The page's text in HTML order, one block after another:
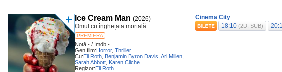
Ice Cream Man (2026)
Omul cu înghețata mortală
PREMIERA
Notă - / Imdb -
Gen film:Horror, Thriller
Cu:Eli Roth Benjamin Byron Davis Ari Millen
Sarah Abbott Karen Cliche
Regizor:Eli Roth
Cinema City
18:10(2D, SUB)